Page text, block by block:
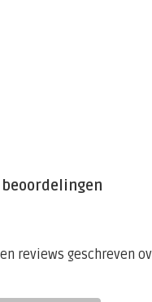
reviews geschreven